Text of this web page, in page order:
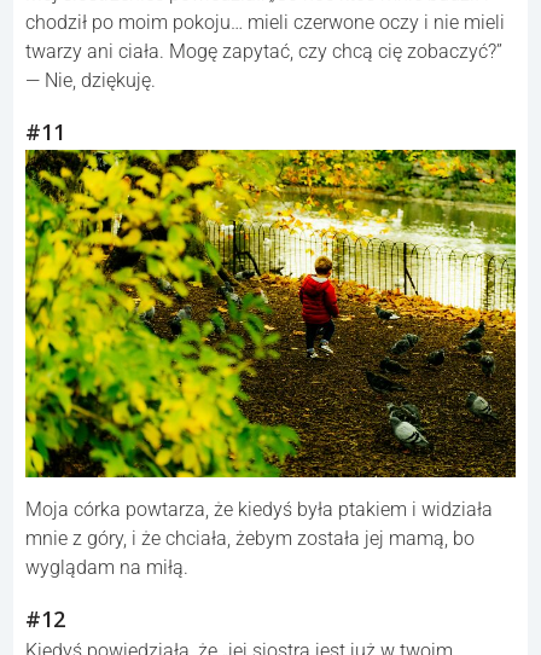
Mój siostrzeniec powiedział: „Co noc ktoś mnie budził i
chodził po moim pokoju… mieli czerwone oczy i nie mieli
twarzy ani ciała. Mogę zapytać, czy chcą cię zobaczyć?”
— Nie, dziękuję.
#11